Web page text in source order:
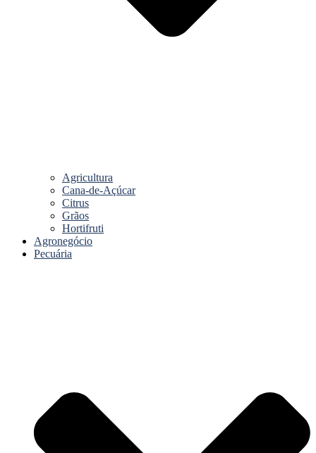
Agricultura
Cana-de-Açúcar
Citrus
Grãos
Hortifruti
Agronegócio
Pecuária